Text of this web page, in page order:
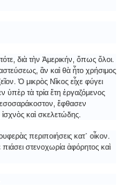
διὰ τὴν Ἀμερικήν, ὅπως ὅλοι.
ἂν καὶ θὰ ἦτο χρήσιμος
Ὁ μικρὸς Νῖκος εἶχε φύγει
τὰ τρία ἔτη ἐργαζόμενος
ἔφθασεν
καὶ σκελετώδης.
περιποιήσεις κατ᾿ οἶκον.
πιάσει στενοχωρία ἀφόρητος καὶ